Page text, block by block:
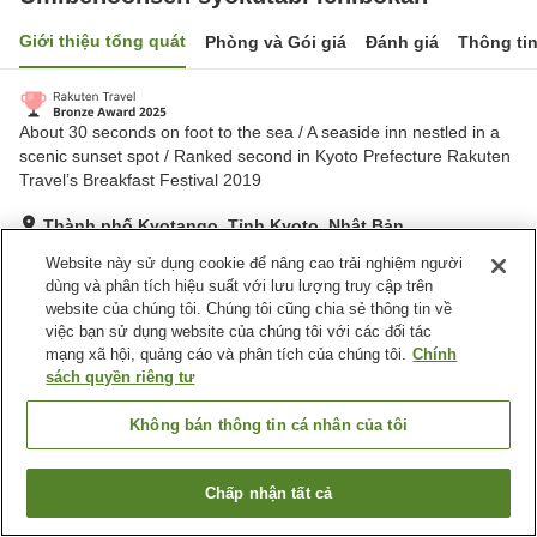
Giới thiệu tổng quát Phòng và Gói giá Đánh giá Thông
About 30 seconds on foot to the sea / A seaside inn nestled in a
scenic sunset spot / Ranked second in Kyoto Prefecture Rakuten
Travel’s Breakfast Festival 2019
Thành phố Kyotango, Tỉnh Kyoto, Nhật Bản
Tuyệt vời Đánh giá:617 lượt
Tiện nghi chỗ nghỉ
Cửa hàng
Umibenoonsen syokutabi IchibokanTìm phòng trống
Website này sử dụng cookie để nâng cao trải nghiệm người
dùng và phân tích hiệu suất với lưu lượng truy cập trên
website của chúng tôi. Chúng tôi cũng chia sẻ thông tin về
việc bạn sử dụng website của chúng tôi với các đối tác
mạng xã hội, quảng cáo và phân tích của chúng tôi. Chính
sách quyền riêng tư
Không bán thông tin cá nhân của tôi
Chấp nhận tất cả